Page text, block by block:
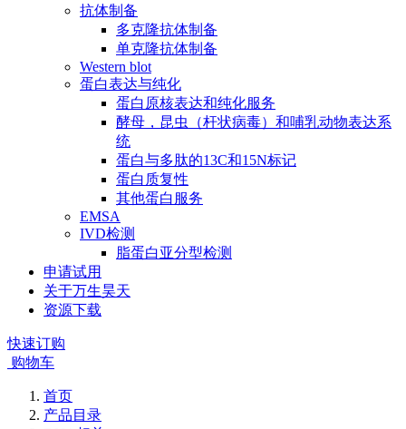
抗体制备
多克隆抗体制备
单克隆抗体制备
Western blot
蛋白表达与纯化
蛋白原核表达和纯化服务
酵母，昆虫（杆状病毒）和哺乳动物表达系
统
蛋白与多肽的13C和15N标记
蛋白质复性
其他蛋白服务
EMSA
IVD检测
脂蛋白亚分型检测
申请试用
关于万生昊天
资源下载
快速订购
购物车
首页
产品目录